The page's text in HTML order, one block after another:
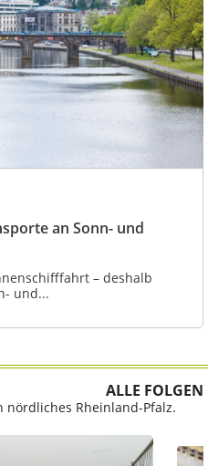
an Sonn- und
– deshalb
und...
ALLE FOLGEN
nördliches Rheinland-Pfalz.